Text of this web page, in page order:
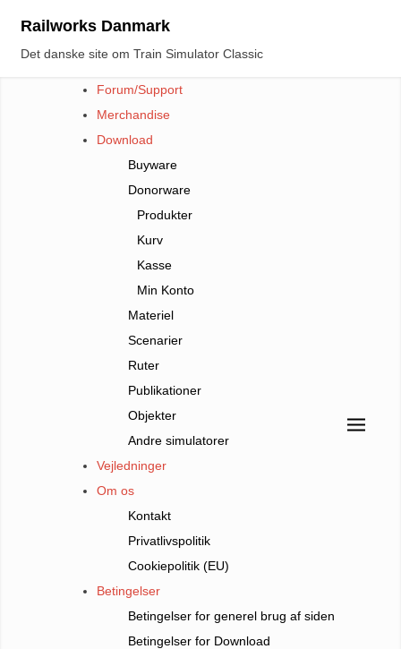
content
Railworks Danmark
Det danske site om Train Simulator Classic
Forum/Support
Merchandise
Download
Buyware
Donorware
Produkter
Kurv
Kasse
Min Konto
Materiel
Scenarier
Ruter
Publikationer
Objekter
Andre simulatorer
Vejledninger
Om os
Kontakt
Privatlivspolitik
Cookiepolitik (EU)
Betingelser
Betingelser for generel brug af siden
Betingelser for Download